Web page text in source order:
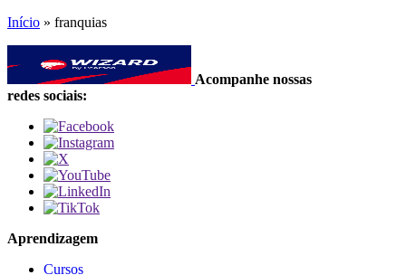
Início » franquias
Acompanhe nossas
redes sociais:
Aprendizagem
Cursos